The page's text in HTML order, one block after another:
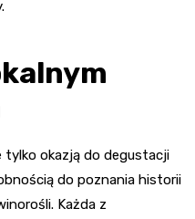
tylko okazją do degustacji
do poznania historii
Każda z